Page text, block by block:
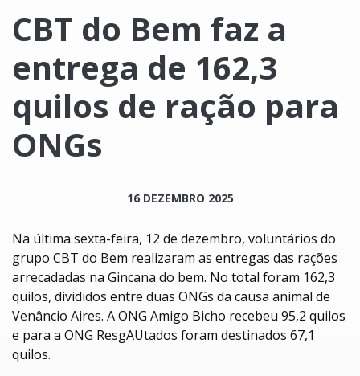
CBT do Bem faz a
entrega de 162,3
quilos de ração para
ONGs
16 DEZEMBRO 2025
Na última sexta-feira, 12 de dezembro, voluntários do
grupo CBT do Bem realizaram as entregas das rações
arrecadadas na Gincana do bem. No total foram 162,3
quilos, divididos entre duas ONGs da causa animal de
Venâncio Aires. A ONG Amigo Bicho recebeu 95,2 quilos
e para a ONG ResgAUtados foram destinados 67,1
quilos.